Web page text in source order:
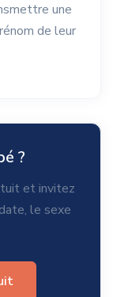
une
de leur
?
et invitez
le sexe